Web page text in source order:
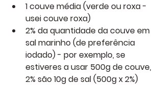
1 couve média (verde ou roxa -
usei couve roxa)
2% da quantidade da couve em
sal marinho (de preferência
iodado) - por exemplo, se
estiveres a usar 500g de couve,
2% são 10g de sal (500g x 2%)